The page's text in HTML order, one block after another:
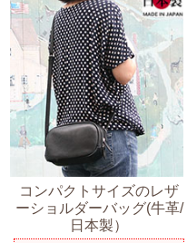
コンパクトサイズのレザ
ーショルダーバッグ(牛革/
日本製）